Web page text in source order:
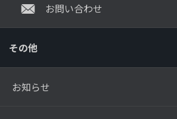
お問い合わせ
その他
お知らせ